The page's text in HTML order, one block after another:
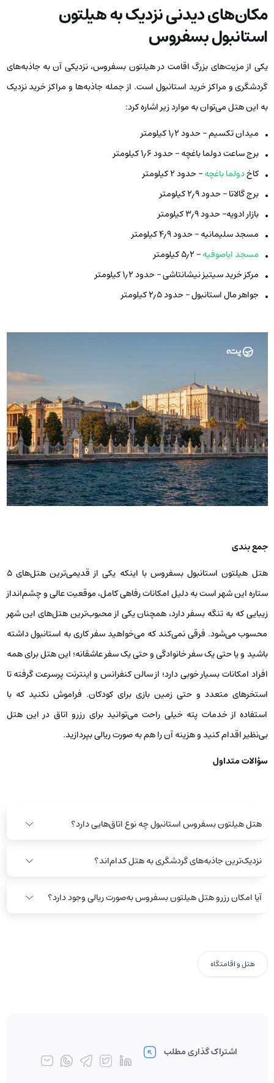
مکان‌های دیدنی نزدیک به هیلتون
استانبول بسفروس
یکی از مزیت‌های بزرگ اقامت در هیلتون بسفروس، نزدیکی آن به جاذبه‌های
گردشگری و مراکز خرید استانبول است. از جمله جاذبه‌ها و مراکز خرید نزدیک
به این هتل می‌توان به موارد زیر اشاره کرد:
میدان تکسیم – حدود ۱٫۲ کیلومتر
برج ساعت دولما باغچه – حدود ۱٫۶ کیلومتر
کاخدولما باغچه– حدود ۲ کیلومتر
برج گالاتا – حدود ۲٫۹ کیلومتر
بازار ادویه– حدود ۳٫۹ کیلومتر
مسجد سلیمانیه – حدود ۴٫۹ کیلومتر
مسجد ایاصوفیه– ۵٫۲ کیلومتر
مرکز خرید سیتیز نیشانتاشی – حدود ۱٫۲ کیلومتر
جواهر مال استانبول – حدود ۲٫۵ کیلومتر
جمع‌ بندی
هتل هیلتون استانبول بسفروس با اینکه یکی از قدیمی‌ترین هتل‌های ۵
ستاره این شهر است به دلیل امکانات رفاهی کامل، موقعیت عالی و چشم‌انداز
زیبایی که به تنگه بسفر دارد، همچنان یکی از محبوب‌ترین هتل‌های این شهر
محسوب می‌شود. فرقی نمی‌کند که می‌خواهید سفر کاری به استانبول داشته
باشید و یا حتی یک سفر خانوادگی و حتی یک سفر عاشقانه؛ این هتل برای همه
افراد امکانات بسیار خوبی دارد؛ از سالن کنفرانس و اینترنت پرسرعت گرفته تا
استخرهای متعدد و حتی زمین بازی برای کودکان. فراموش نکنید که با
استفاده از خدمات پته خیلی راحت می‌توانید برای رزرو اتاق در این هتل
بی‌نظیر اقدام کنید و هزینه آن را هم به صورت ریالی بپردازید.
سؤالات متداول
هتل هیلتون بسفروس استانبول چه نوع اتاق‌هایی دارد؟
نزدیک‌ترین جاذبه‌های گردشگری به هتل کدام‌اند؟
آیا امکان رزرو هتل هیلتون بسفروس به‌صورت ریالی وجود دارد؟
هتل و اقامتگاه
اشتراک گذاری مطلب